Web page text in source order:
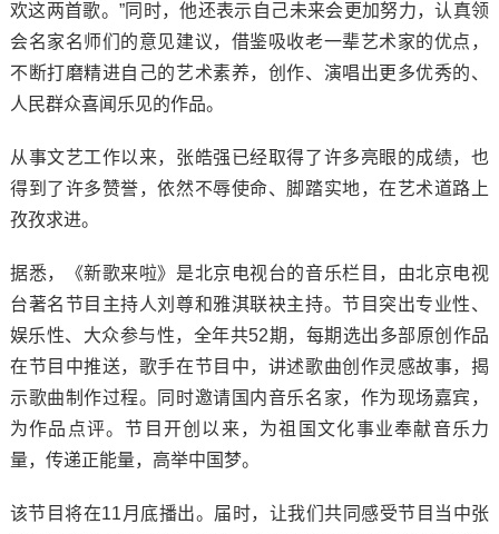
欢这两首歌。”同时，他还表示自己未来会更加努力，认真领
会名家名师们的意见建议，借鉴吸收老一辈艺术家的优点，
不断打磨精进自己的艺术素养，创作、演唱出更多优秀的、
人民群众喜闻乐见的作品。
从事文艺工作以来，张皓强已经取得了许多亮眼的成绩，也
得到了许多赞誉，依然不辱使命、脚踏实地，在艺术道路上
孜孜求进。
据悉，《新歌来啦》是北京电视台的音乐栏目，由北京电视
台著名节目主持人刘尊和雅淇联袂主持。节目突出专业性、
娱乐性、大众参与性，全年共52期，每期选出多部原创作品
在节目中推送，歌手在节目中，讲述歌曲创作灵感故事，揭
示歌曲制作过程。同时邀请国内音乐名家，作为现场嘉宾，
为作品点评。节目开创以来，为祖国文化事业奉献音乐力
量，传递正能量，高举中国梦。
该节目将在11月底播出。届时，让我们共同感受节目当中张